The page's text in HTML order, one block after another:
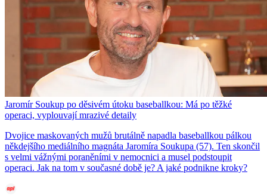
Jaromír Soukup po děsivém útoku baseballkou: Má po těžké
operaci, vyplouvají mrazivé detaily
Dvojice maskovaných mužů brutálně napadla baseballkou pálkou
někdejšího mediálního magnáta Jaromíra Soukupa (57). Ten skončil
s velmi vážnými poraněními v nemocnici a musel podstoupit
operaci. Jak na tom v současné době je? A jaké podnikne kroky?